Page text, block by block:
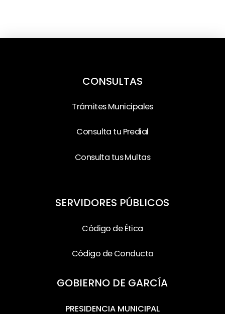
CONSULTAS
Trámites Municipales
Consulta tu Predial
Consulta tus Multas
SERVIDORES PÚBLICOS
Código de Ética
Código de Conducta
GOBIERNO DE GARCÍA
PRESIDENCIA MUNICIPAL